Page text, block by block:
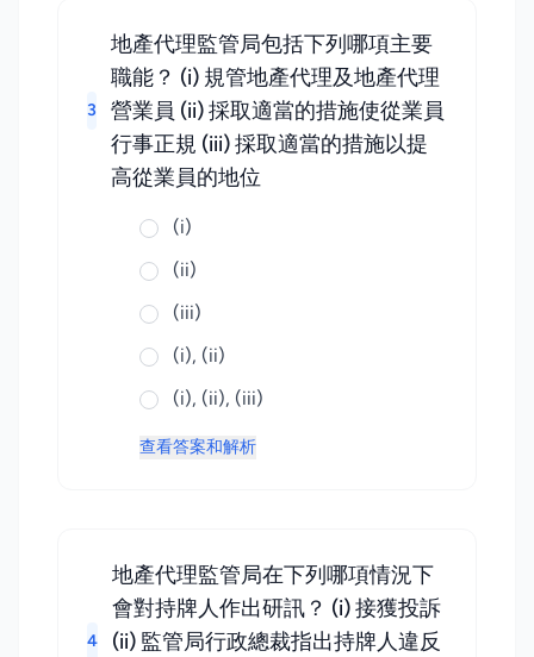
3
地產代理監管局包括下列哪項主要
職能？ (i) 規管地產代理及地產代理
營業員 (ii) 採取適當的措施使從業員
行事正規 (iii) 採取適當的措施以提
高從業員的地位
(i)
(ii)
(iii)
(i), (ii)
(i), (ii), (iii)
查看答案和解析
4
地產代理監管局在下列哪項情況下
會對持牌人作出研訊？ (i) 接獲投訴
(ii) 監管局行政總裁指出持牌人違反